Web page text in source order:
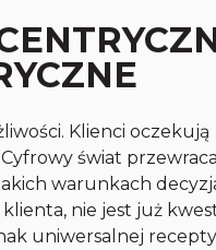
Klienci oczekują
świat
warunkach
klienta, nie jest już
uniwersalnej recepty.